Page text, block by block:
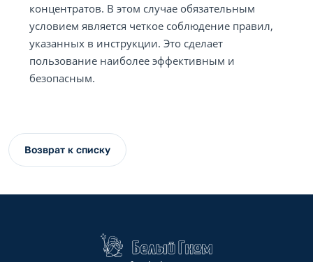
концентратов. В этом случае обязательным
условием является четкое соблюдение правил,
указанных в инструкции. Это сделает
пользование наиболее эффективным и
безопасным.
Возврат к списку